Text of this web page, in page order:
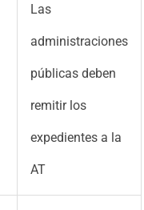
Las
administraciones
públicas deben
remitir los
expedientes a la
AT